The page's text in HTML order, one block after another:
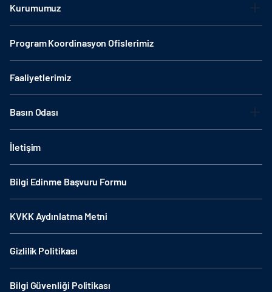
Kurumumuz
Program Koordinasyon Ofislerimiz
Faaliyetlerimiz
Basın Odası
İletişim
Bilgi Edinme Başvuru Formu
KVKK Aydınlatma Metni
Gizlilik Politikası
Bilgi Güvenliği Politikası